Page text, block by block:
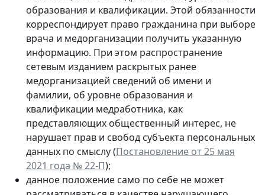
образования и квалификации. Этой обязанности
корреспондирует право гражданина при выборе
врача и медорганизации получить указанную
информацию. При этом распространение
сетевым изданием раскрытых ранее
медорганизацией сведений об имени и
фамилии, об уровне образования и
квалификации медработника, как
представляющих общественный интерес, не
нарушает прав и свобод субъекта персональных
данных по смыслу (Постановление от 25 мая
2021 года № 22-П);
данное положение само по себе не может